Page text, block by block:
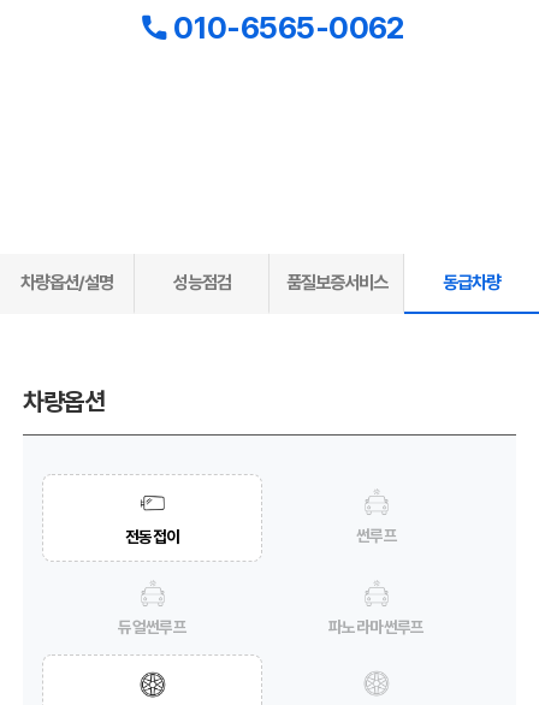
010-6565-0062
차량옵션/설명 성능점검 품질보증서비스 동급차량
차량옵션
전동접이 썬루프
듀얼썬루프 파노라마썬루프